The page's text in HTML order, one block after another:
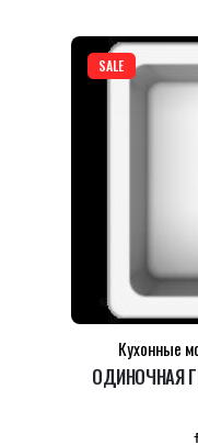
SALE
Кухонные
ОДИНОЧНАЯ